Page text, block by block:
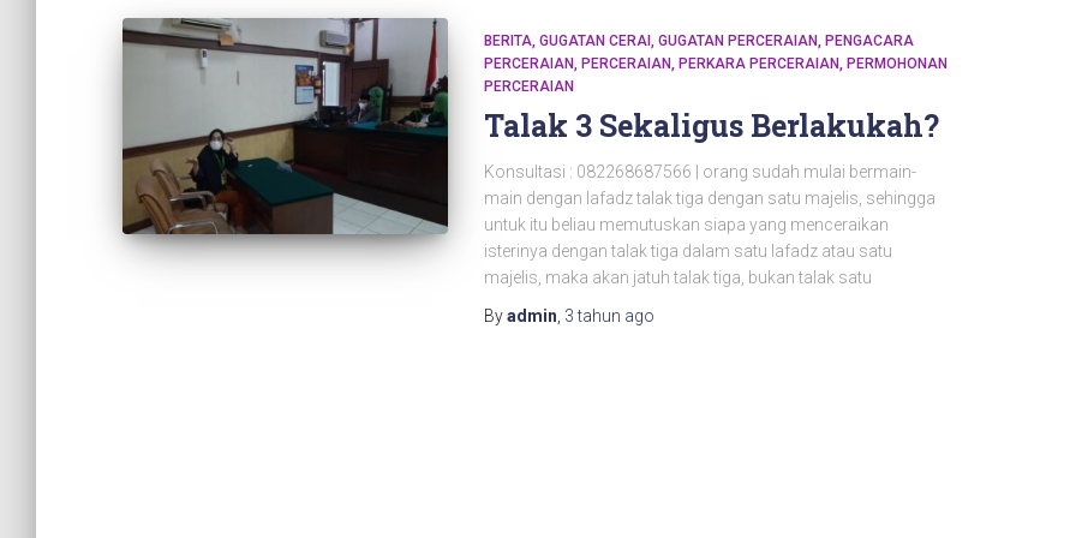
BERITA GUGATAN CERAI GUGATAN PERCERAIAN
PENGACARA
PERCERAIAN
PERCERAIAN PERKARA PERCERAIAN
PERMOHONAN
PERCERAIAN
Talak 3 Sekaligus Berlakukah?
Konsultasi : 082268687566 | orang sudah mulai bermain-
main dengan lafadz talak tiga dengan satu majelis, sehingga
untuk itu beliau memutuskan siapa yang menceraikan
isterinya dengan talak tiga dalam satu lafadz atau satu
majelis, maka akan jatuh talak tiga, bukan talak satu
Byadmin 3 tahun ago